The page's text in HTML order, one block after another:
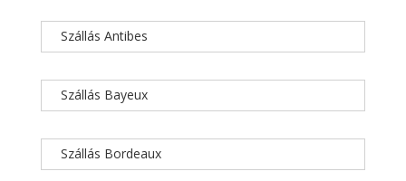
Szállás Antibes
Szállás Bayeux
Szállás Bordeaux